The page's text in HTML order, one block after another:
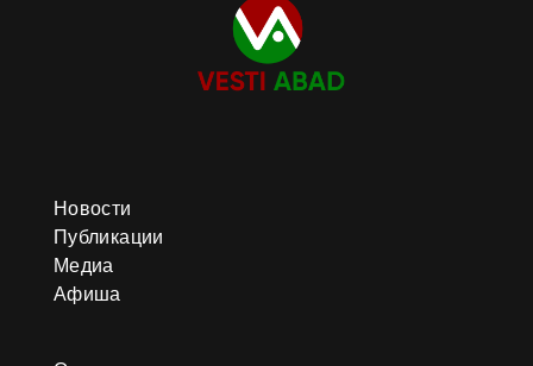
Новости
Публикации
Медиа
Афиша